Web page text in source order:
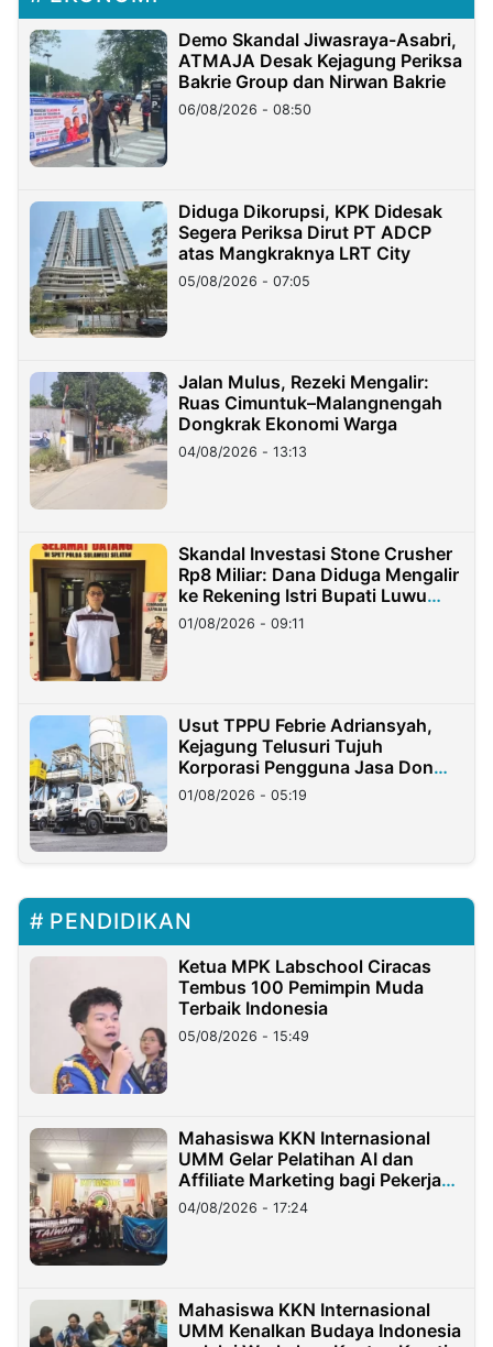
Demo Skandal Jiwasraya-Asabri,
ATMAJA Desak Kejagung Periksa
Bakrie Group dan Nirwan Bakrie
06/08/2026 - 08:50
Diduga Dikorupsi, KPK Didesak
Segera Periksa Dirut PT ADCP
atas Mangkraknya LRT City
05/08/2026 - 07:05
Jalan Mulus, Rezeki Mengalir:
Ruas Cimuntuk–Malangnengah
Dongkrak Ekonomi Warga
04/08/2026 - 13:13
Skandal Investasi Stone Crusher
Rp8 Miliar: Dana Diduga Mengalir
ke Rekening Istri Bupati Luwu
Timur
01/08/2026 - 09:11
Usut TPPU Febrie Adriansyah,
Kejagung Telusuri Tujuh
Korporasi Pengguna Jasa Don
Ritto
01/08/2026 - 05:19
PENDIDIKAN
Ketua MPK Labschool Ciracas
Tembus 100 Pemimpin Muda
Terbaik Indonesia
05/08/2026 - 15:49
Mahasiswa KKN Internasional
UMM Gelar Pelatihan AI dan
Affiliate Marketing bagi Pekerja
Migran Indonesia di Taiwan
04/08/2026 - 17:24
Mahasiswa KKN Internasional
UMM Kenalkan Budaya Indonesia